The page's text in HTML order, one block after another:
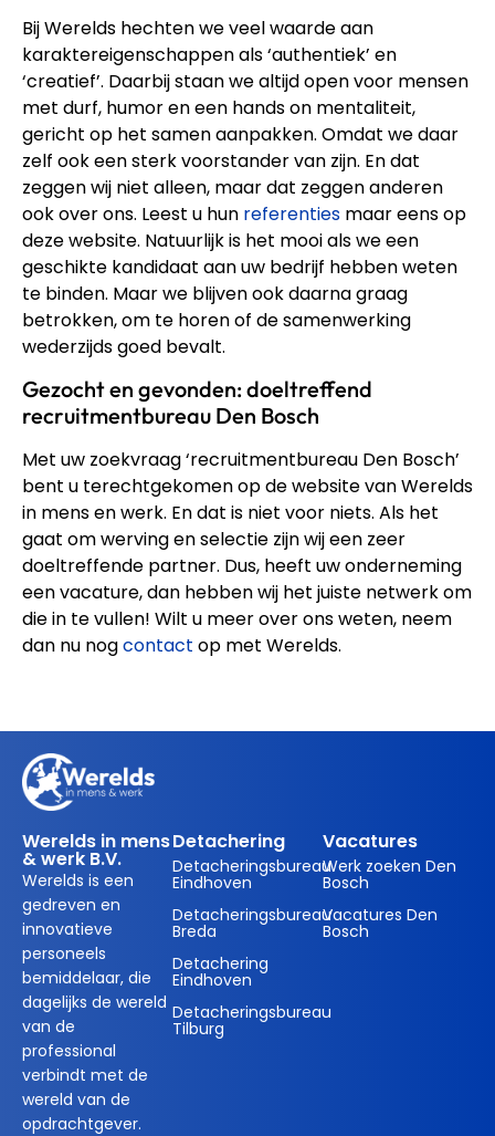
Bij Werelds hechten we veel waarde aan
karaktereigenschappen als ‘authentiek’ en
‘creatief’. Daarbij staan we altijd open voor mensen
met durf, humor en een hands on mentaliteit,
gericht op het samen aanpakken. Omdat we daar
zelf ook een sterk voorstander van zijn. En dat
zeggen wij niet alleen, maar dat zeggen anderen
ook over ons. Leest u hun referenties maar eens op
deze website. Natuurlijk is het mooi als we een
geschikte kandidaat aan uw bedrijf hebben weten
te binden. Maar we blijven ook daarna graag
betrokken, om te horen of de samenwerking
wederzijds goed bevalt.
Gezocht en gevonden: doeltreffend
recruitmentbureau Den Bosch
Met uw zoekvraag ‘recruitmentbureau Den Bosch’
bent u terechtgekomen op de website van Werelds
in mens en werk. En dat is niet voor niets. Als het
gaat om werving en selectie zijn wij een zeer
doeltreffende partner. Dus, heeft uw onderneming
een vacature, dan hebben wij het juiste netwerk om
die in te vullen! Wilt u meer over ons weten, neem
dan nu nogcontact op met Werelds.
Werelds in mens
& werk B.V.
Werelds is een
gedreven en
innovatieve
personeels
bemiddelaar, die
dagelijks de wereld
van de
professional
verbindt met de
wereld van de
opdrachtgever.
Detachering
Detacheringsbureau
Eindhoven
Detacheringsbureau
Breda
Detachering
Eindhoven
Detacheringsbureau
Tilburg
Vacatures
Werk zoeken Den
Bosch
Vacatures Den
Bosch